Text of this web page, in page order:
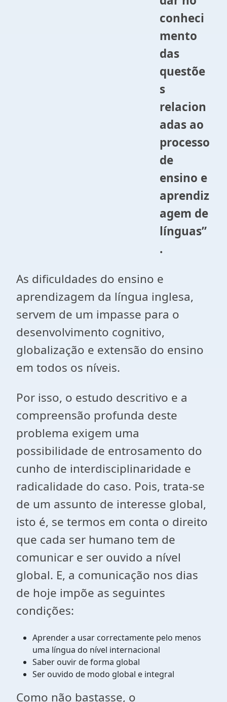
conheci
mento
das
questõe
s
relacion
adas ao
processo
de
ensino e
aprendiz
agem de
línguas”
.
As dificuldades do ensino e
aprendizagem da língua inglesa,
servem de um impasse para o
desenvolvimento cognitivo,
globalização e extensão do ensino
em todos os níveis.
Por isso, o estudo descritivo e a
compreensão profunda deste
problema exigem uma
possibilidade de entrosamento do
cunho de interdisciplinaridade e
radicalidade do caso. Pois, trata-se
de um assunto de interesse global,
isto é, se termos em conta o direito
que cada ser humano tem de
comunicar e ser ouvido a nível
global. E, a comunicação nos dias
de hoje impõe as seguintes
condições:
Aprender a usar correctamente pelo menos
uma língua do nível internacional
Saber ouvir de forma global
Ser ouvido de modo global e integral
Como não bastasse, o